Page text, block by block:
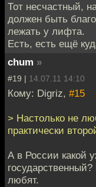
Тот несчастный,
должен быть
лежать у лифта.
Есть, есть ещё
chum »
#19 | 14.07.11 14:10
Кому: Digriz, #15
> Настолько не
практически
А в России какой
любят.